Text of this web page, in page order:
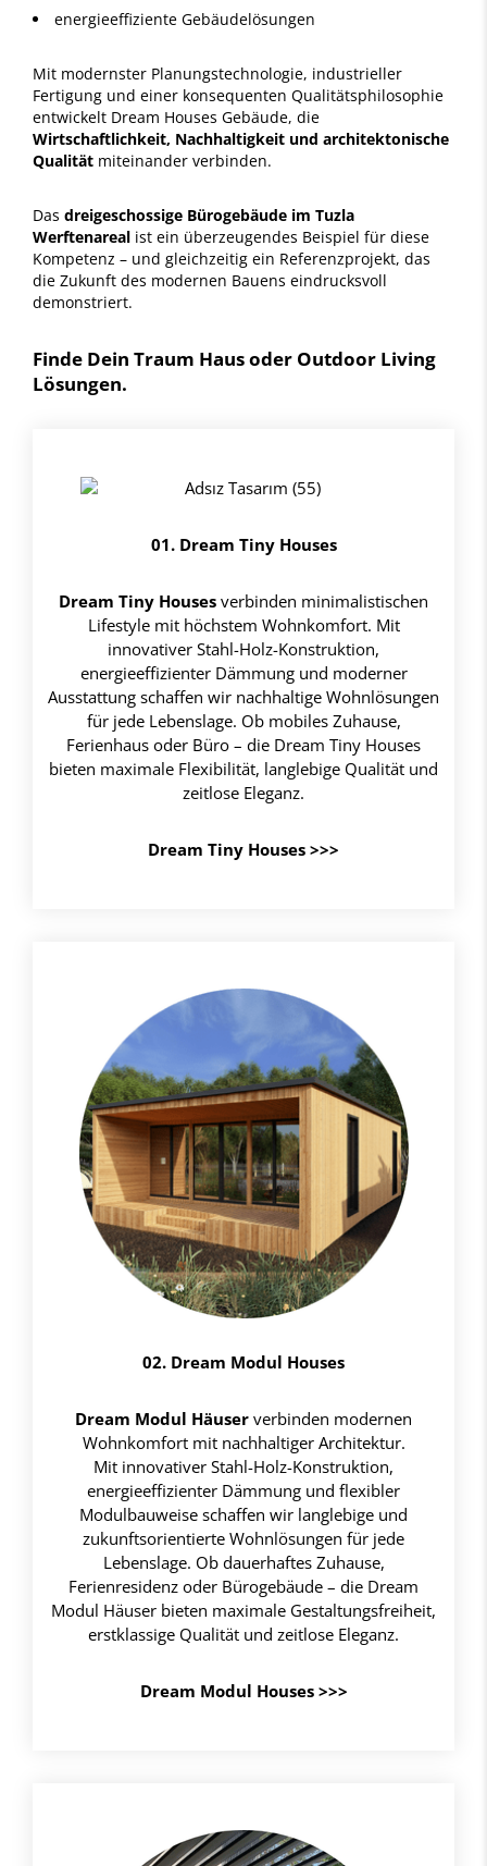
energieeffiziente Gebäudelösungen
Mit modernster Planungstechnologie, industrieller
Fertigung und einer konsequenten Qualitätsphilosophie
entwickelt Dream Houses Gebäude, die
Wirtschaftlichkeit, Nachhaltigkeit und architektonische
Qualität miteinander verbinden.
Das dreigeschossige Bürogebäude im Tuzla
Werftenareal ist ein überzeugendes Beispiel für diese
Kompetenz – und gleichzeitig ein Referenzprojekt, das
die Zukunft des modernen Bauens eindrucksvoll
demonstriert.
Finde Dein Traum Haus oder Outdoor Living
Lösungen.
01. Dream Tiny Houses
Dream Tiny Housesverbinden minimalistischen
Lifestyle mit höchstem Wohnkomfort. Mit
innovativer Stahl-Holz-Konstruktion,
energieeffizienter Dämmung und moderner
Ausstattung schaffen wir nachhaltige Wohnlösungen
für jede Lebenslage. Ob mobiles Zuhause,
Ferienhaus oder Büro – die Dream Tiny Houses
bieten maximale Flexibilität, langlebige Qualität und
zeitlose Eleganz.
Dream Tiny Houses >>>
02. Dream Modul Houses
Dream Modul Häuserverbinden modernen
Wohnkomfort mit nachhaltiger Architektur.
Mit innovativer Stahl-Holz-Konstruktion,
energieeffizienter Dämmung und flexibler
Modulbauweise schaffen wir langlebige und
zukunftsorientierte Wohnlösungen für jede
Lebenslage. Ob dauerhaftes Zuhause,
Ferienresidenz oder Bürogebäude – die Dream
Modul Häuser bieten maximale Gestaltungsfreiheit,
erstklassige Qualität und zeitlose Eleganz.
Dream Modul Houses >>>